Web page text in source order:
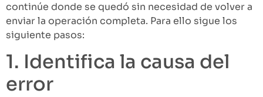
continúe donde se quedó sin necesidad de volver a
enviar la operación completa. Para ello sigue los
siguiente pasos:
1. Identifica la causa del
error